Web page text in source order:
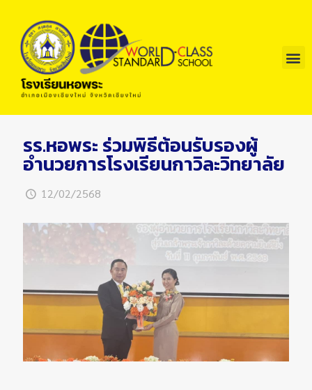
รร.หอพระ ร่วมพิธีต้อนรับรองผู้
อำนวยการโรงเรียนกาวิละวิทยาลัย
12/02/2568